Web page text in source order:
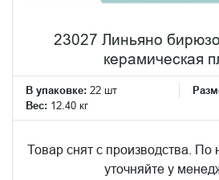
23027 Линьяно
керамическая
В упаковке: 22 шт
Вес: 12.40 кг
Товар снят с производства. По
уточняйте у